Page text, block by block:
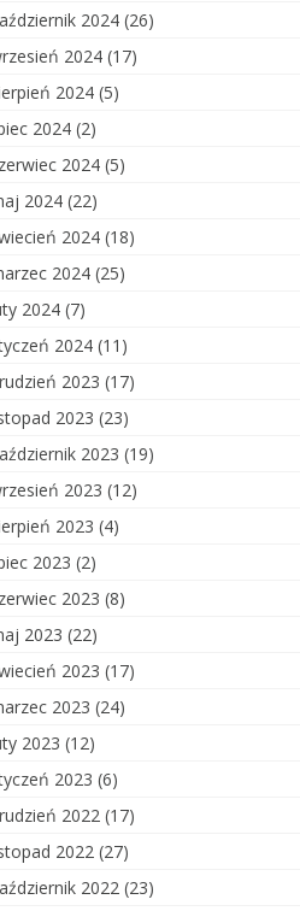
2024 (26)
2024 (17)
2024 (5)
2024 (2)
2024 (5)
2024 (22)
2024 (18)
2024 (25)
2024 (7)
2024 (11)
2023 (17)
2023 (23)
2023 (19)
2023 (12)
2023 (4)
2023 (2)
2023 (8)
2023 (22)
2023 (17)
2023 (24)
2023 (12)
2023 (6)
2022 (17)
2022 (27)
2022 (23)